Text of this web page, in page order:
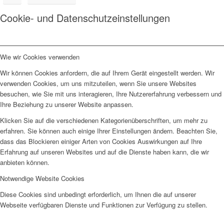
Cookie- und Datenschutzeinstellungen
Wie wir Cookies verwenden
Wir können Cookies anfordern, die auf Ihrem Gerät eingestellt werden. Wir
verwenden Cookies, um uns mitzuteilen, wenn Sie unsere Websites
besuchen, wie Sie mit uns interagieren, Ihre Nutzererfahrung verbessern und
Ihre Beziehung zu unserer Website anpassen.
Klicken Sie auf die verschiedenen Kategorienüberschriften, um mehr zu
erfahren. Sie können auch einige Ihrer Einstellungen ändern. Beachten Sie,
dass das Blockieren einiger Arten von Cookies Auswirkungen auf Ihre
Erfahrung auf unseren Websites und auf die Dienste haben kann, die wir
anbieten können.
Notwendige Website Cookies
Diese Cookies sind unbedingt erforderlich, um Ihnen die auf unserer
Webseite verfügbaren Dienste und Funktionen zur Verfügung zu stellen.